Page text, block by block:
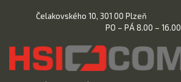
Čelakovského 10, 301 00 Plzeň
PO – PÁ 8.00 – 16.00